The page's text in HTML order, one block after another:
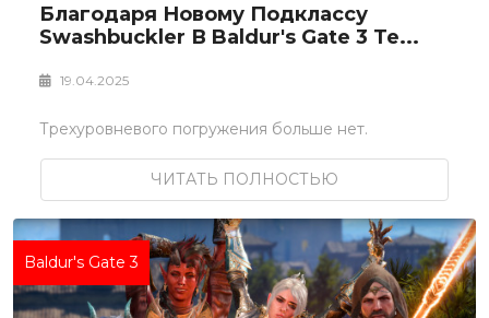
Благодаря Новому Подклассу
Swashbuckler В Baldur's Gate 3 Те...
19.04.2025
Трехуровневого погружения больше нет.
ЧИТАТЬ ПОЛНОСТЬЮ
Baldur's Gate 3